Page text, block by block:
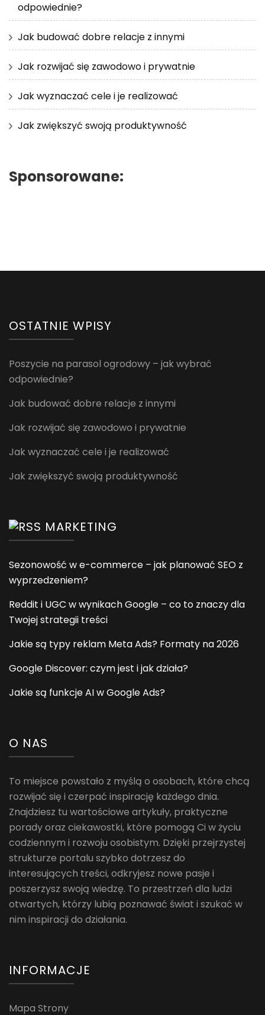
odpowiednie?
Jak budować dobre relacje z innymi
Jak rozwijać się zawodowo i prywatnie
Jak wyznaczać cele i je realizować
Jak zwiększyć swoją produktywność
Sponsorowane:
OSTATNIE WPISY
Poszycie na parasol ogrodowy – jak wybrać
odpowiednie?
Jak budować dobre relacje z innymi
Jak rozwijać się zawodowo i prywatnie
Jak wyznaczać cele i je realizować
Jak zwiększyć swoją produktywność
MARKETING
Sezonowość w e-commerce – jak planować SEO z
wyprzedzeniem?
Reddit i UGC w wynikach Google – co to znaczy dla
Twojej strategii treści
Jakie są typy reklam Meta Ads? Formaty na 2026
Google Discover: czym jest i jak działa?
Jakie są funkcje AI w Google Ads?
O NAS
To miejsce powstało z myślą o osobach, które chcą
rozwijać się i czerpać inspirację każdego dnia.
Znajdziesz tu wartościowe artykuły, praktyczne
porady oraz ciekawostki, które pomogą Ci w życiu
codziennym i rozwoju osobistym. Dzięki przejrzystej
strukturze portalu szybko dotrzesz do
interesujących treści, odkryjesz nowe pasje i
poszerzysz swoją wiedzę. To przestrzeń dla ludzi
otwartych, którzy lubią poznawać świat i szukać w
nim inspiracji do działania.
INFORMACJE
Mapa Strony